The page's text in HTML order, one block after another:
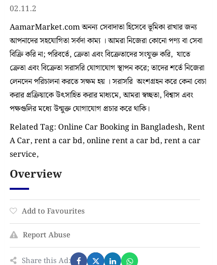
02.11.2
AamarMarket.com অনন্য সেবাদাতা হিসেবে ভূমিকা রাখার জন্য
আপনাদের সহযোগিতা সর্বদা কাম্য । আমরা নিজেরা কোনো পণ্য বা সেবা
বিক্রি করি না; পরিবর্তে, ক্রেতা এবং বিক্রেতাদের সংযুক্ত করি, যাতে
ক্রেতা এবং বিক্রেতা সরাসরি যোগাযোগ স্থাপন করে; তাদের শর্তে নিজেরা
লেনদেন পরিচালনা করতে সক্ষম হয় । সরাসরি অংশগ্রহন করে কেনা বেচা
করার প্রক্রিয়াকে উৎসাহিত করার মাধ্যমে, আমরা স্বচ্ছতা, বিশ্বাস এবং
পক্ষগুলির মধ্যে উন্মুক্ত যোগাযোগ প্রচার করে থাকি।
Related Tag: Online Car Booking in Bangladesh, Rent
A Car, rent a car bd, online rent a car bd, rent a car
service,
Overview
Add to Favourites
Report Abuse
Share this Ad: